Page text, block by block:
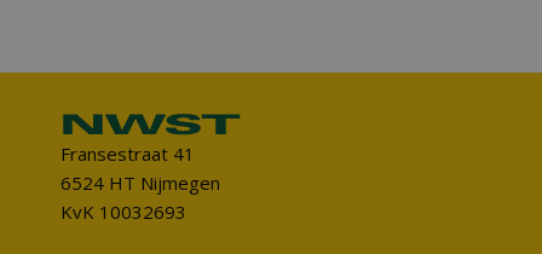
Fransestraat 41
6524 HT Nijmegen
KvK 10032693